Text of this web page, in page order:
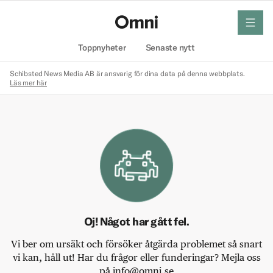
Toppnyheter Senaste nytt
meny
Schibsted News Media AB är ansvarig för dina data på denna webbplats.
Läs mer här
Oj! Något har gått fel.
Vi ber om ursäkt och försöker åtgärda problemet så snart
vi kan, håll ut! Har du frågor eller funderingar? Mejla oss